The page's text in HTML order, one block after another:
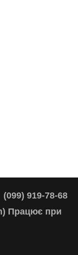
(099) 919-78-68
Працює при